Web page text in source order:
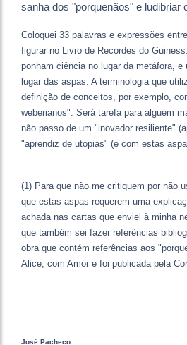
sanha dos "porquenãos" e ludibriar
Coloquei 33 palavras e expressões
figurar no Livro de Recordes do
ponham ciência no lugar da metáfora,
lugar das aspas. A terminologia que
definição de conceitos, por exemplo,
weberianos". Será tarefa para alguém
não passo de um "inovador resiliente"
"aprendiz de utopias" (e com estas
(1) Para que não me critiquem por não
que estas aspas requerem uma
achada nas cartas que enviei à minha
que também sei fazer referências
obra que contém referências aos
Alice, com Amor e foi publicada pela
José Pacheco